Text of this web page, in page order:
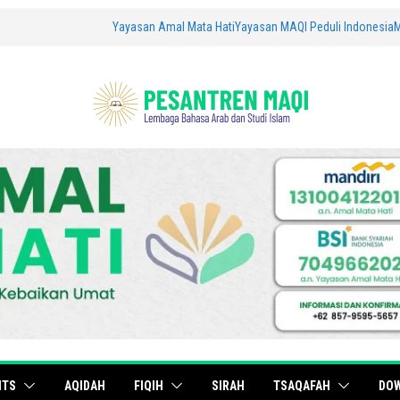
Yayasan Amal Mata HatiYayasan MAQI Peduli Indonesia
AQIDAH FIQIH SIRAH TSAQAFAH